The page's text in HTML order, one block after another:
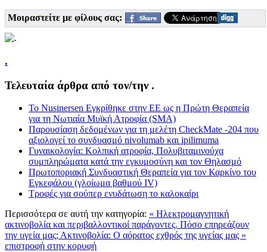
Μοιραστείτε με φίλους σας:
.
Τελευταία άρθρα από τον/την .
Το Nusinersen Εγκρίθηκε στην ΕΕ ως η Πρώτη Θεραπεία
για τη Νωτιαία Μυϊκή Ατροφία (SMA)
Παρουσίαση δεδομένων για τη μελέτη CheckMate -204 που
αξιολογεί το συνδυασμό nivolumab και ipilimuma
Γυναικολογία: Κολπική ατροφία, Πολυβιταμινούχα
συμπληρώματα κατά την εγκυμοσύνη και τον Θηλασμό
Πρωτοποριακή Συνδυαστική Θεραπεία για τον Καρκίνο του
Εγκεφάλου (γλοίωμα βαθμού IV)
Τροφές για σούπερ ενυδάτωση το καλοκαίρι
Περισσότερα σε αυτή την κατηγορία: « Ηλεκτρομαγνητική
ακτινοβολία και περιβαλλοντικοί παράγοντες. Πόσο επηρεάζουν
την υγεία μας;Ακτινοβολία: O αόρατος εχθρός της υγείας μας »
επιστροφή στην κορυφή